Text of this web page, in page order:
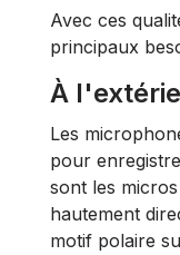
Avec ces
principaux
À
Les
pour
sont les
hautement
motif polaire